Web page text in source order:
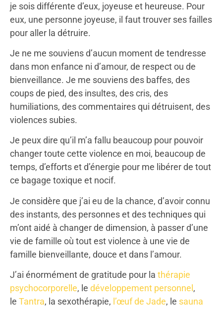
je sois différente d’eux, joyeuse et heureuse. Pour
eux, une personne joyeuse, il faut trouver ses failles
pour aller la détruire.
Je ne me souviens d’aucun moment de tendresse
dans mon enfance ni d’amour, de respect ou de
bienveillance. Je me souviens des baffes, des
coups de pied, des insultes, des cris, des
humiliations, des commentaires qui détruisent, des
violences subies.
Je peux dire qu’il m’a fallu beaucoup pour pouvoir
changer toute cette violence en moi, beaucoup de
temps, d’efforts et d’énergie pour me libérer de tout
ce bagage toxique et nocif.
Je considère que j’ai eu de la chance, d’avoir connu
des instants, des personnes et des techniques qui
m’ont aidé à changer de dimension, à passer d’une
vie de famille où tout est violence à une vie de
famille bienveillante, douce et dans l’amour.
J’ai énormément de gratitude pour la thérapie
psychocorporelle, le développement personnel ,
le Tantra, la sexothérapie, l’œuf de Jade, le sauna